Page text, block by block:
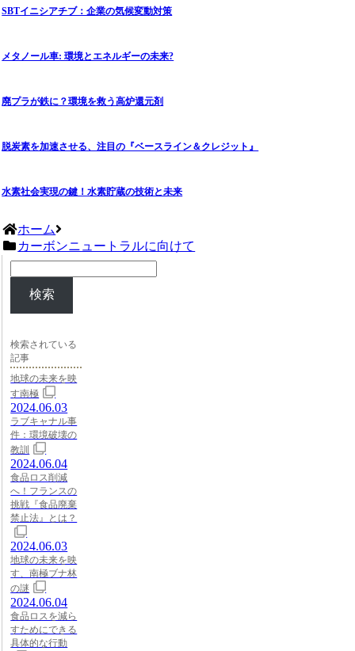
SBTイニシアチブ：企業の気候変動対策
メタノール車: 環境とエネルギーの未来?
廃プラが鉄に？環境を救う高炉還元剤
脱炭素を加速させる、注目の『ベースライン＆クレジット』
水素社会実現の鍵！水素貯蔵の技術と未来
ホーム
カーボンニュートラルに向けて
検索
検索されている
記事
地球の未来を映
す南極
2024.06.03
ラブキャナル事
件：環境破壊の
教訓
2024.06.04
食品ロス削減
へ！フランスの
挑戦『食品廃棄
禁止法』とは？
2024.06.03
地球の未来を映
す、南極ブナ林
の謎
2024.06.04
食品ロスを減ら
すためにできる
具体的な行動